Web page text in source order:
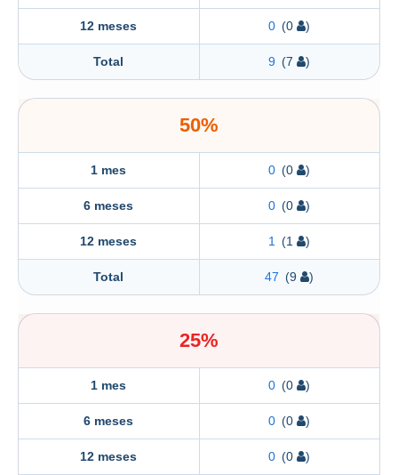
12 meses 0 (0 )
Total 9 (7 )
50%
1 mes 0 (0 )
6 meses 0 (0 )
12 meses 1 (1 )
Total 47 (9 )
25%
1 mes 0 (0 )
6 meses 0 (0 )
12 meses 0 (0 )